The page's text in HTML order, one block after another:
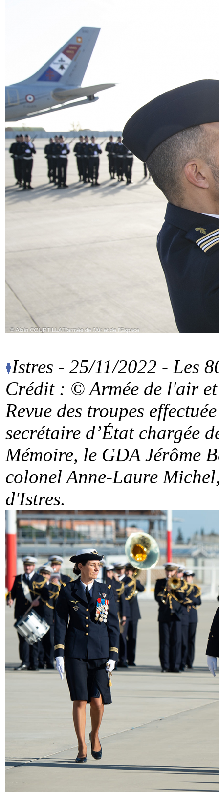
Istres - 25/11/2022 - Les
Crédit : © Armée de l'air
Revue des troupes
secrétaire d’État chargée
Mémoire, le GDA Jérôme
colonel Anne-Laure
d'Istres.